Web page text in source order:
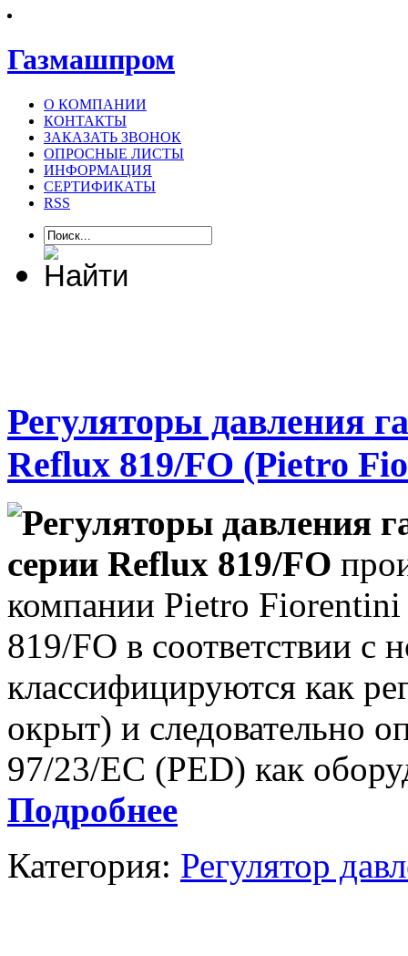
Газмашпром
О КОМПАНИИ
КОНТАКТЫ
ЗАКАЗАТЬ ЗВОНОК
ОПРОСНЫЕ ЛИСТЫ
ИНФОРМАЦИЯ
СЕРТИФИКАТЫ
RSS
Регуляторы давления
Reflux 819/FO (Pietro
Регуляторы давления
серии Reflux 819/FO
компании Pietro
819/FO в соответствии с
классифицируются как
окрыт) и следовательно
97/23/EC (PED) как
Подробнее
Категория: Регулятор